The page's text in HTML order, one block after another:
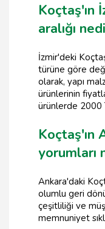
Koçtaş'ın
aralığı
İzmir'deki
türüne göre
olarak, yapı
ürünlerinin
ürünlerde 2000
Koçtaş'ın
yorumları
Ankara'daki
olumlu geri
çeşitliliği ve
memnuniyet